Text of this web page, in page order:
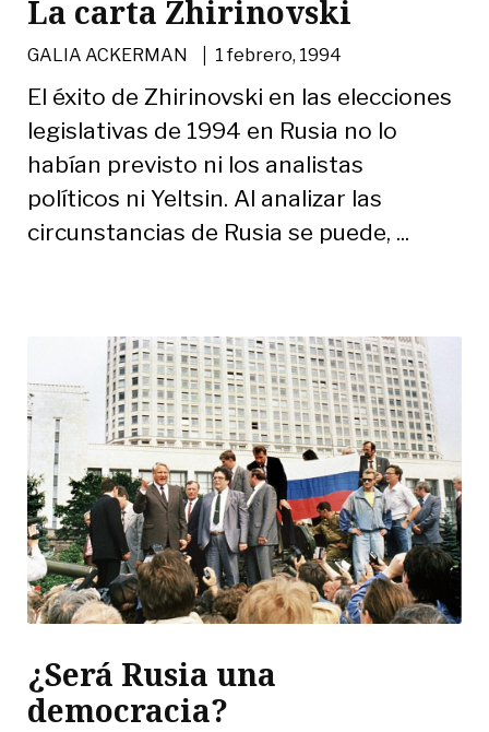
La carta Zhirinovski
GALIA ACKERMAN | 1 febrero, 1994
El éxito de Zhirinovski en las elecciones
legislativas de 1994 en Rusia no lo
habían previsto ni los analistas
políticos ni Yeltsin. Al analizar las
circunstancias de Rusia se puede, ...
¿Será Rusia una
democracia?